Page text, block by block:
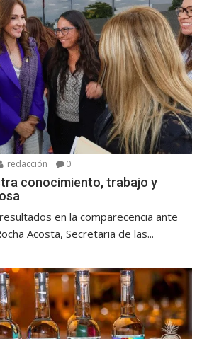
redacción 0
conocimiento, trabajo y
en la comparecencia ante
Acosta, Secretaria de las...